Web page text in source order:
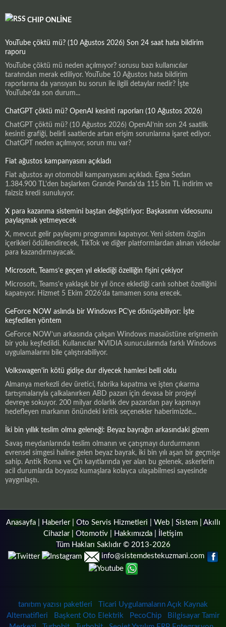
CHIP ONLINE
YouTube çöktü mü? (10 Ağustos 2026) Son 24 saat hata bildirim
raporu
YouTube çöktü mü neden açılmıyor? sorusu bazı kullanıcılar
tarafından merak ediliyor. YouTube 10 Ağustos hata bildirim
raporlarına da yansıyan bu sorun ile ilgili detaylar nedir? İşte
YouTube'da son durum...
ChatGPT çöktü mü? OpenAI kesinti raporları (10 Ağustos 2026)
ChatGPT çöktü mü? (10 Ağustos 2026) OpenAI’nin son 24 saatlik
kesinti grafiği, belirli saatlerde artan erişim sorunlarına işaret ediyor.
ChatGPT neden açılmıyor, sorun mu var?
Fiat ağustos kampanyasını açıkladı
Fiat ağustos ayı otomobil kampanyasını açıkladı. Egea Sedan
1.384.900 TL'den başlarken Grande Panda'da 115 bin TL indirim ve
faizsiz kredi sunuluyor.
X para kazanma sistemini baştan değiştiriyor: Başkasının videosunu
paylaşmak yetmeyecek
X, mevcut gelir paylaşımı programını kapatıyor. Yeni sistem özgün
içerikleri ödüllendirecek, TikTok ve diğer platformlardan alınan videolar
para kazandırmayacak.
Microsoft, Teams’e geçen yıl eklediği özelliğin fişini çekiyor
Microsoft, Teams'e yaklaşık bir yıl önce eklediği canlı sohbet özelliğini
kapatıyor. Hizmet 5 Ekim 2026'da tamamen sona erecek.
GeForce NOW aslında bir Windows PC’ye dönüşebiliyor: İşte
keşfedilen yöntem
GeForce NOW’un arkasında çalışan Windows masaüstüne erişmenin
bir yolu keşfedildi. Kullanıcılar NVIDIA sunucularında farklı Windows
uygulamalarını bile çalıştırabiliyor.
Volkswagen'in kötü gidişe dur diyecek hamlesi belli oldu
Almanya merkezli dev üretici, fabrika kapatma ve işten çıkarma
tartışmalarıyla çalkalanırken ABD pazarı için devasa bir projeyi
devreye sokuyor. 200 milyar dolarlık dev pazardan pay kapmayı
hedefleyen markanın önündeki kritik seçenekler haberimizde...
İki bin yıllık teslim olma geleneği: Beyaz bayrağın arkasındaki gizem
Savaş meydanlarında teslim olmanın ve çatışmayı durdurmanın
evrensel simgesi haline gelen beyaz bayrak, iki bin yılı aşan bir geçmişe
sahip. Antik Roma ve Çin kayıtlarında yer alan bu gelenek, askerlerin
acil durumlarda boyasız kumaşlara kolayca ulaşabilmesi sayesinde
yaygınlaştı.
Anasayfa| Haberler| Oto Servis Hizmetleri Web| Sistem| Akıllı
Cihazlar| Otomotiv Hakkımızda
İletişim
Tüm Hakları Saklıdır © 2013-2026
info@sistemdestekuzmani.com
tanıtım yazısı paketleri
Ticari Uygulamaların Açık Kaynak
Alternatifleri
Başkent Oto Elektrik PecoChip
Bilgisayar Tamir